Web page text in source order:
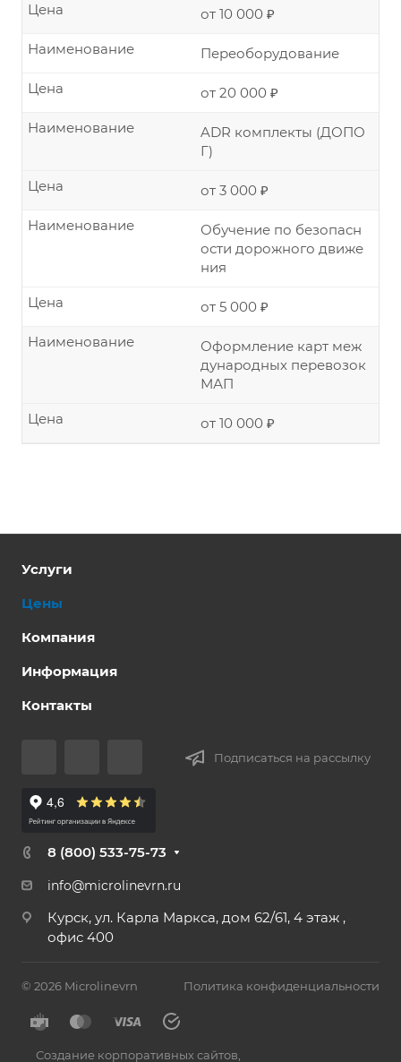
от 10 000 ₽
Цена
Переоборудование
Наименование
от 20 000 ₽
Цена
ADR комплекты (ДОПО
Г)
Наименование
от 3 000 ₽
Цена
Обучение по безопасн
ости дорожного движе
ния
Наименование
от 5 000 ₽
Цена
Оформление карт меж
дународных перевозок
МАП
Наименование
от 10 000 ₽
Цена
Услуги
Цены
Компания
Информация
Контакты
Подписаться на рассылку
8 (800) 533-75-73
info@microlinevrn.ru
Курск, ул. Карла Маркса, дом 62/61, 4 этаж ,
офис 400
© 2026 Microlinevrn Политика конфиденциальности
Создание корпоративных сайтов